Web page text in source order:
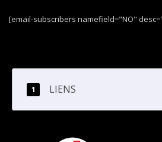
[email-subscribers namefield="NO"
LIENS